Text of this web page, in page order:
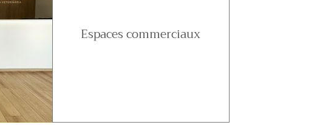
Espaces commerciaux